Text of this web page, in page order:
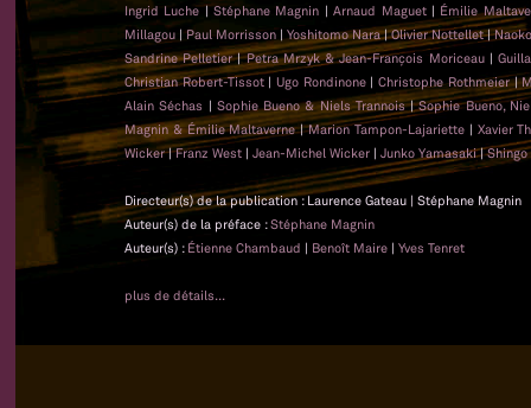
Ingrid Luche|Stéphane Magnin |Arnaud Maguet| Émilie
Millagou |Paul Morrisson | Yoshitomo Nara|Olivier Nottellet|
Sandrine Pelletier|Petra Mrzyk & Jean-François Moriceau|
Christian Robert-Tissot| Ugo Rondinone|Christophe Rothmeier|
Alain Séchas | Sophie Bueno & Niels Trannois|Sophie Bueno,
Magnin & Émilie Maltaverne|Marion Tampon-Lajariette| Xavier
Wicker|Franz West | Jean-Michel Wicker | Junko Yamasaki|Shingo
Directeur(s) de la publication : Laurence Gateau | Stéphane Magnin
Auteur(s) de la préface :Stéphane Magnin
Auteur(s) : Étienne Chambaud | Benoît Maire | Yves Tenret
plus de détails...